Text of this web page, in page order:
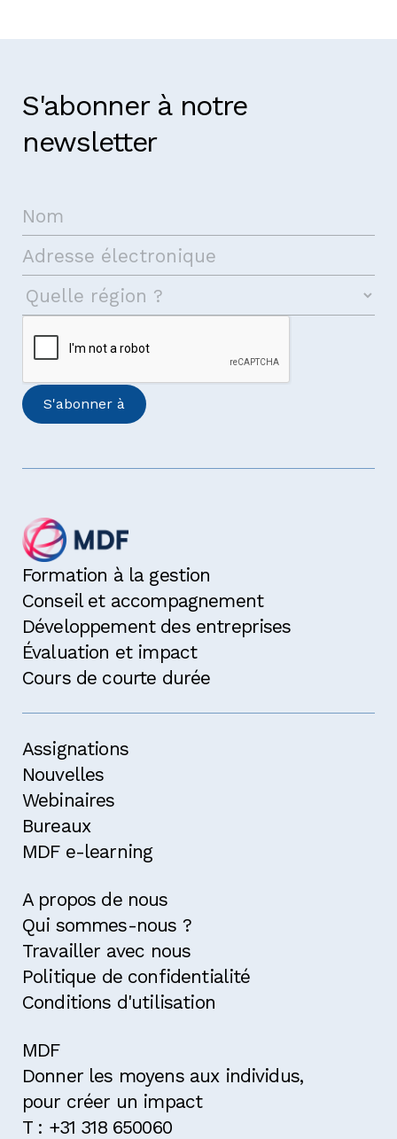
Prenez contact avec nous
S'abonner à notre
newsletter
Formation à la gestion
Conseil et accompagnement
Développement des entreprises
Évaluation et impact
Cours de courte durée
Assignations
Nouvelles
Webinaires
Bureaux
MDF e-learning
A propos de nous
Qui sommes-nous ?
Travailler avec nous
Politique de confidentialité
Conditions d'utilisation
MDF
Donner les moyens aux individus,
pour créer un impact
T : +31 318 650060